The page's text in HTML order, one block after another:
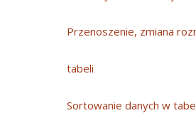
Przenoszenie, zmiana
tabeli
Sortowanie danych w